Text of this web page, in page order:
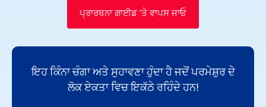
ਪ੍ਰਾਰਥਨਾ ਗਾਈਡ ’ਤੇ ਵਾਪਸ ਜਾਓ
ਇਹ ਕਿੰਨਾ ਚੰਗਾ ਅਤੇ ਸੁਹਾਵਣਾ ਹੁੰਦਾ ਹੈ ਜਦੋਂ ਪਰਮੇਸ਼ੁਰ ਦੇ
ਲੋਕ ਏਕਤਾ ਵਿਚ ਇਕੱਠੇ ਰਹਿੰਦੇ ਹਨ!